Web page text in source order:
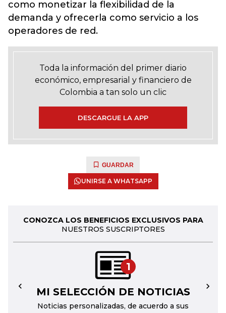
como monetizar la flexibilidad de la
demanda y ofrecerla como servicio a los
operadores de red.
Toda la información del primer diario
económico, empresarial y financiero de
Colombia a tan solo un clic
DESCARGUE LA APP
GUARDAR
UNIRSE A WHATSAPP
CONOZCA LOS BENEFICIOS EXCLUSIVOS PARA
NUESTROS SUSCRIPTORES
1
MI SELECCIÓN DE NOTICIAS
Noticias personalizadas, de acuerdo a sus
← →